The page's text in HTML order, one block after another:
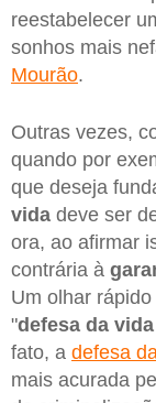
reestabelecer
sonhos mais
Mourão.
Outras vezes,
quando por
que deseja
vida deve ser
ora, ao afirmar
contrária à
Um olhar
"defesa da
fato, a defesa
mais acurada